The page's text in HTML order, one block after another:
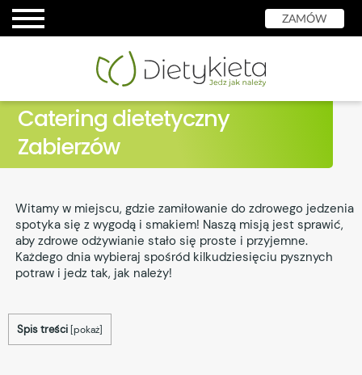
ZAMÓW
Catering dietetyczny
Zabierzów
Witamy w miejscu, gdzie zamiłowanie do zdrowego jedzenia
spotyka się z wygodą i smakiem! Naszą misją jest sprawić,
aby zdrowe odżywianie stało się proste i przyjemne.
Każdego dnia wybieraj spośród kilkudziesięciu pysznych
potraw i jedz tak, jak należy!
Spis treści [pokaż]